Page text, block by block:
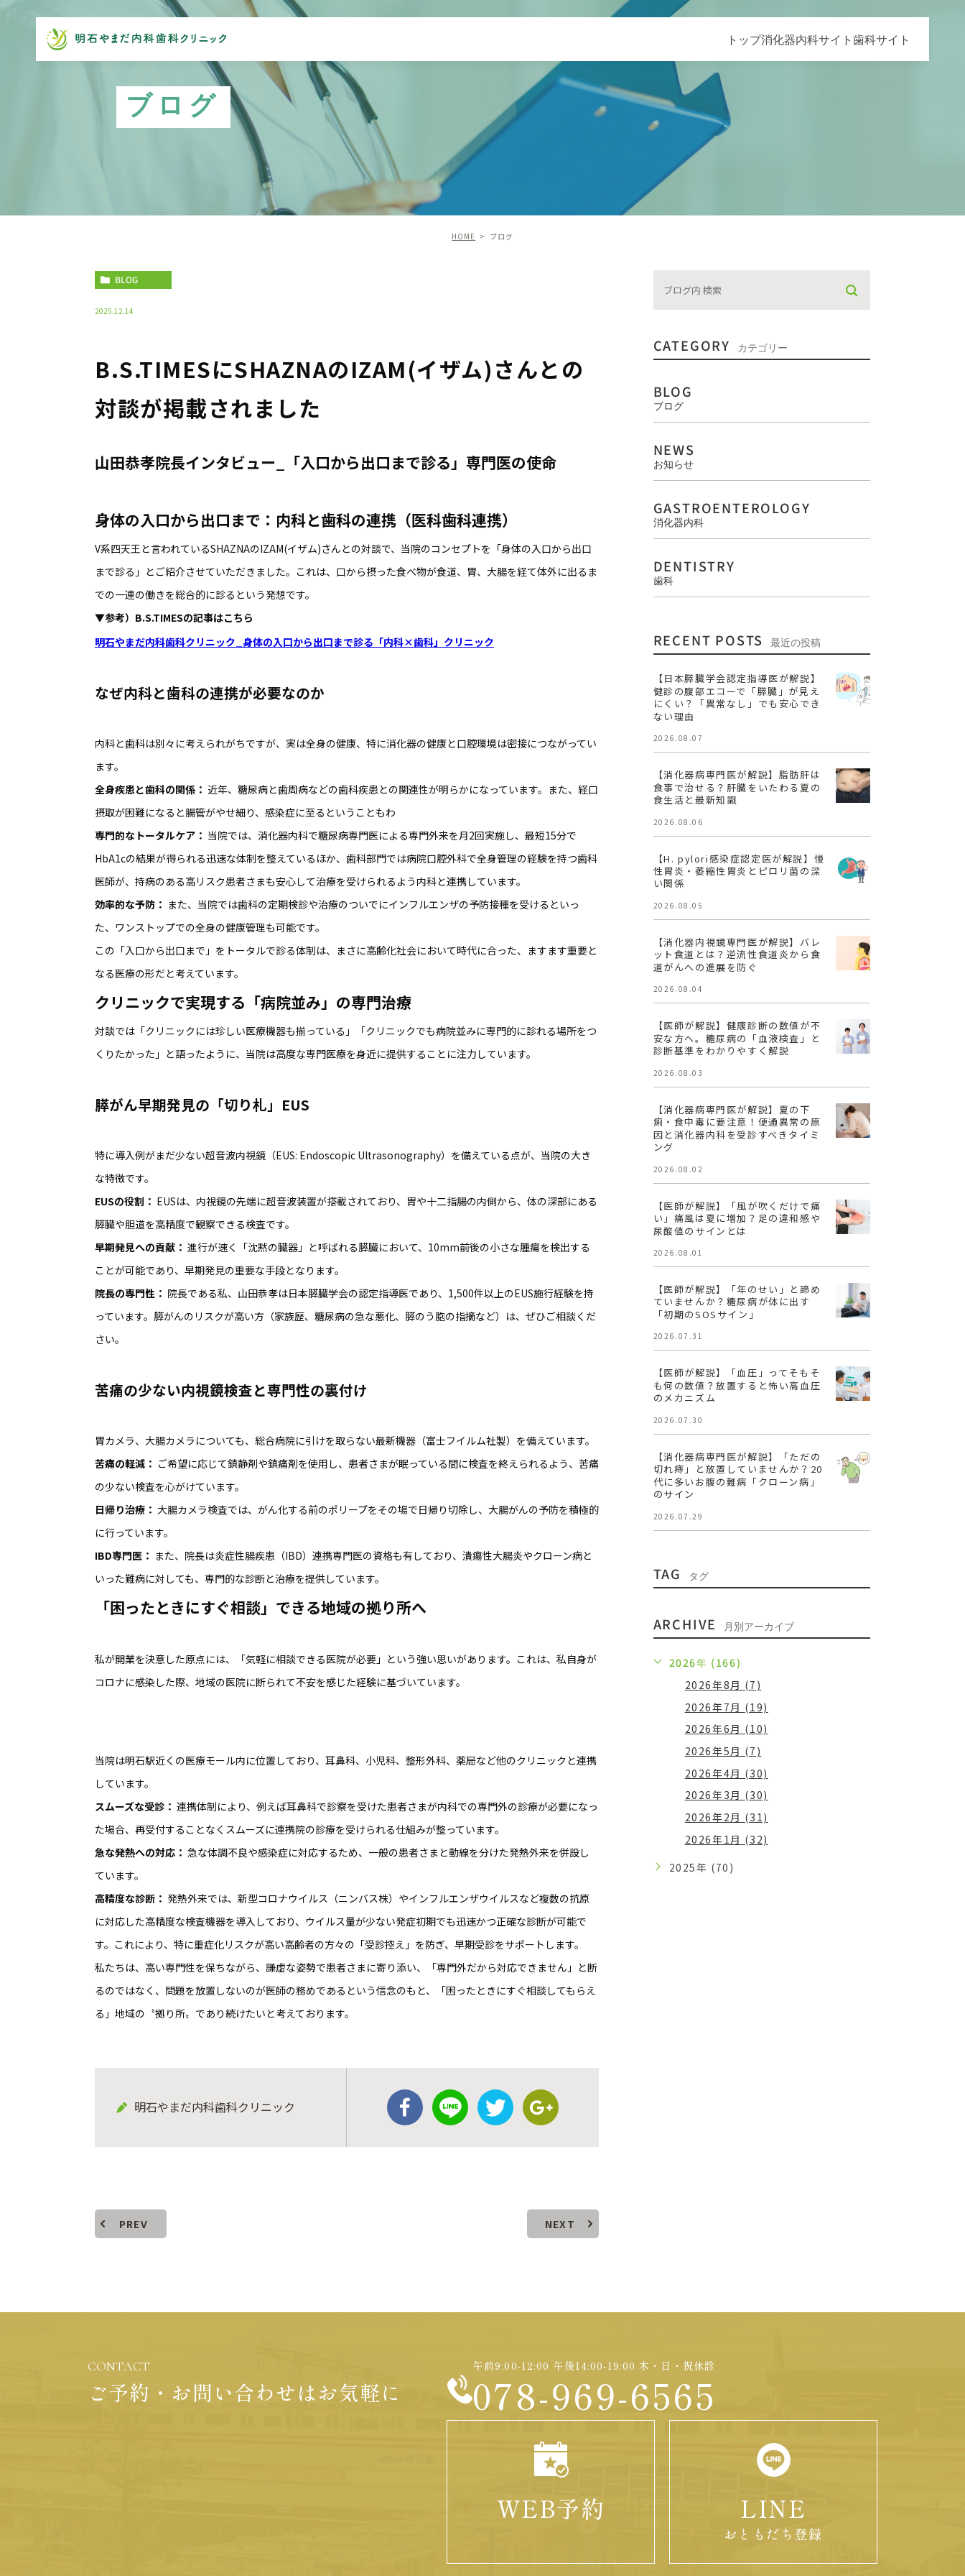
トップ消化器内科サイト歯科サイト
ブログ
HOME ブログ
BLOG
2025.12.14
B.S.TIMESにSHAZNAのIZAM(イザム)さんとの
対談が掲載されました
山田恭孝院長インタビュー_「入口から出口まで診る」専門医の使命
身体の入口から出口まで：内科と歯科の連携（医科歯科連携）
V系四天王と言われているSHAZNAのIZAM(イザム)さんとの対談で、当院のコンセプトを「身体の入口から出口
まで診る」とご紹介させていただきました。これは、口から摂った食べ物が食道、胃、大腸を経て体外に出るま
での一連の働きを総合的に診るという発想です。
▼参考）B.S.TIMESの記事はこちら
明石やまだ内科歯科クリニック_身体の入口から出口まで診る「内科×歯科」クリニック
なぜ内科と歯科の連携が必要なのか
内科と歯科は別々に考えられがちですが、実は全身の健康、特に消化器の健康と口腔環境は密接につながってい
ます。
全身疾患と歯科の関係： 近年、糖尿病と歯周病などの歯科疾患との関連性が明らかになっています。また、経口
摂取が困難になると腸管がやせ細り、感染症に至るということもわ
専門的なトータルケア： 当院では、消化器内科で糖尿病専門医による専門外来を月2回実施し、最短15分で
HbA1cの結果が得られる迅速な体制を整えているほか、歯科部門では病院口腔外科で全身管理の経験を持つ歯科
医師が、持病のある高リスク患者さまも安心して治療を受けられるよう内科と連携しています。
効率的な予防： また、当院では歯科の定期検診や治療のついでにインフルエンザの予防接種を受けるといっ
た、ワンストップでの全身の健康管理も可能です。
この「入口から出口まで」をトータルで診る体制は、まさに高齢化社会において時代に合った、ますます重要と
なる医療の形だと考えています。
クリニックで実現する「病院並み」の専門治療
対談では「クリニックには珍しい医療機器も揃っている」「クリニックでも病院並みに専門的に診れる場所をつ
くりたかった」と語ったように、当院は高度な専門医療を身近に提供することに注力しています。
膵がん早期発見の「切り札」EUS
特に導入例がまだ少ない超音波内視鏡（EUS: Endoscopic Ultrasonography）を備えている点が、当院の大き
な特徴です。
EUSの役割： EUSは、内視鏡の先端に超音波装置が搭載されており、胃や十二指腸の内側から、体の深部にある
膵臓や胆道を高精度で観察できる検査です。
早期発見への貢献： 進行が速く「沈黙の臓器」と呼ばれる膵臓において、10mm前後の小さな腫瘍を検出する
ことが可能であり、早期発見の重要な手段となります。
院長の専門性： 院長である私、山田恭孝は日本膵臓学会の認定指導医であり、1,500件以上のEUS施行経験を持
っています。膵がんのリスクが高い方（家族歴、糖尿病の急な悪化、膵のう胞の指摘など）は、ぜひご相談くだ
さい。
苦痛の少ない内視鏡検査と専門性の裏付け
胃カメラ、大腸カメラについても、総合病院に引けを取らない最新機器（富士フイルム社製）を備えています。
苦痛の軽減： ご希望に応じて鎮静剤や鎮痛剤を使用し、患者さまが眠っている間に検査を終えられるよう、苦痛
の少ない検査を心がけています。
日帰り治療： 大腸カメラ検査では、がん化する前のポリープをその場で日帰り切除し、大腸がんの予防を積極的
に行っています。
IBD専門医： また、院長は炎症性腸疾患（IBD）連携専門医の資格も有しており、潰瘍性大腸炎やクローン病と
いった難病に対しても、専門的な診断と治療を提供しています。
「困ったときにすぐ相談」できる地域の拠り所へ
私が開業を決意した原点には、「気軽に相談できる医院が必要」という強い思いがあります。これは、私自身が
コロナに感染した際、地域の医院に断られて不安を感じた経験に基づいています。
当院は明石駅近くの医療モール内に位置しており、耳鼻科、小児科、整形外科、薬局など他のクリニックと連携
しています。
スムーズな受診： 連携体制により、例えば耳鼻科で診察を受けた患者さまが内科での専門外の診療が必要になっ
た場合、再受付することなくスムーズに連携院の診療を受けられる仕組みが整っています。
急な発熱への対応： 急な体調不良や感染症に対応するため、一般の患者さまと動線を分けた発熱外来を併設し
ています。
高精度な診断： 発熱外来では、新型コロナウイルス（ニンバス株）やインフルエンザウイルスなど複数の抗原
に対応した高精度な検査機器を導入しており、ウイルス量が少ない発症初期でも迅速かつ正確な診断が可能で
す。これにより、特に重症化リスクが高い高齢者の方々の「受診控え」を防ぎ、早期受診をサポートします。
私たちは、高い専門性を保ちながら、謙虚な姿勢で患者さまに寄り添い、「専門外だから対応できません」と断
るのではなく、問題を放置しないのが医師の務めであるという信念のもと、「困ったときにすぐ相談してもらえ
る」地域の〝拠り所〟であり続けたいと考えております。
明石やまだ内科歯科クリニック
PREV NEXT
CATEGORY カテゴリー
BLOG
ブログ
NEWS
お知らせ
GASTROENTEROLOGY
消化器内科
DENTISTRY
歯科
RECENT POSTS 最近の投稿
【日本膵臓学会認定指導医が解説】
健診の腹部エコーで「膵臓」が見え
にくい？「異常なし」でも安心でき
ない理由
2026.08.07
【消化器病専門医が解説】脂肪肝は
食事で治せる？肝臓をいたわる夏の
食生活と最新知識
2026.08.06
【H. pylori感染症認定医が解説】慢
性胃炎・萎縮性胃炎とピロリ菌の深
い関係
2026.08.05
【消化器内視鏡専門医が解説】バレ
ット食道とは？逆流性食道炎から食
道がんへの進展を防ぐ
2026.08.04
【医師が解説】健康診断の数値が不
安な方へ。糖尿病の「血液検査」と
診断基準をわかりやすく解説
2026.08.03
【消化器病専門医が解説】夏の下
痢・食中毒に要注意！便通異常の原
因と消化器内科を受診すべきタイミ
ング
2026.08.02
【医師が解説】「風が吹くだけで痛
い」痛風は夏に増加？足の違和感や
尿酸値のサインとは
2026.08.01
【医師が解説】「年のせい」と諦め
ていませんか？糖尿病が体に出す
「初期のSOSサイン」
2026.07.31
【医師が解説】「血圧」ってそもそ
も何の数値？放置すると怖い高血圧
のメカニズム
2026.07.30
【消化器病専門医が解説】「ただの
切れ痔」と放置していませんか？20
代に多いお腹の難病「クローン病」
のサイン
2026.07.29
TAG タグ
ARCHIVE 月別アーカイブ
2026年 (166)
2026年8月 (7)
2026年7月 (19)
2026年6月 (10)
2026年5月 (7)
2026年4月 (30)
2026年3月 (30)
2026年2月 (31)
2026年1月 (32)
2025年 (70)
CONTACT
ご予約・お問い合わせはお気軽に
午前9:00-12:00 午後14:00-19:00 木・日・祝休診
078-969-6565
WEB予約 LINE
おともだち登録